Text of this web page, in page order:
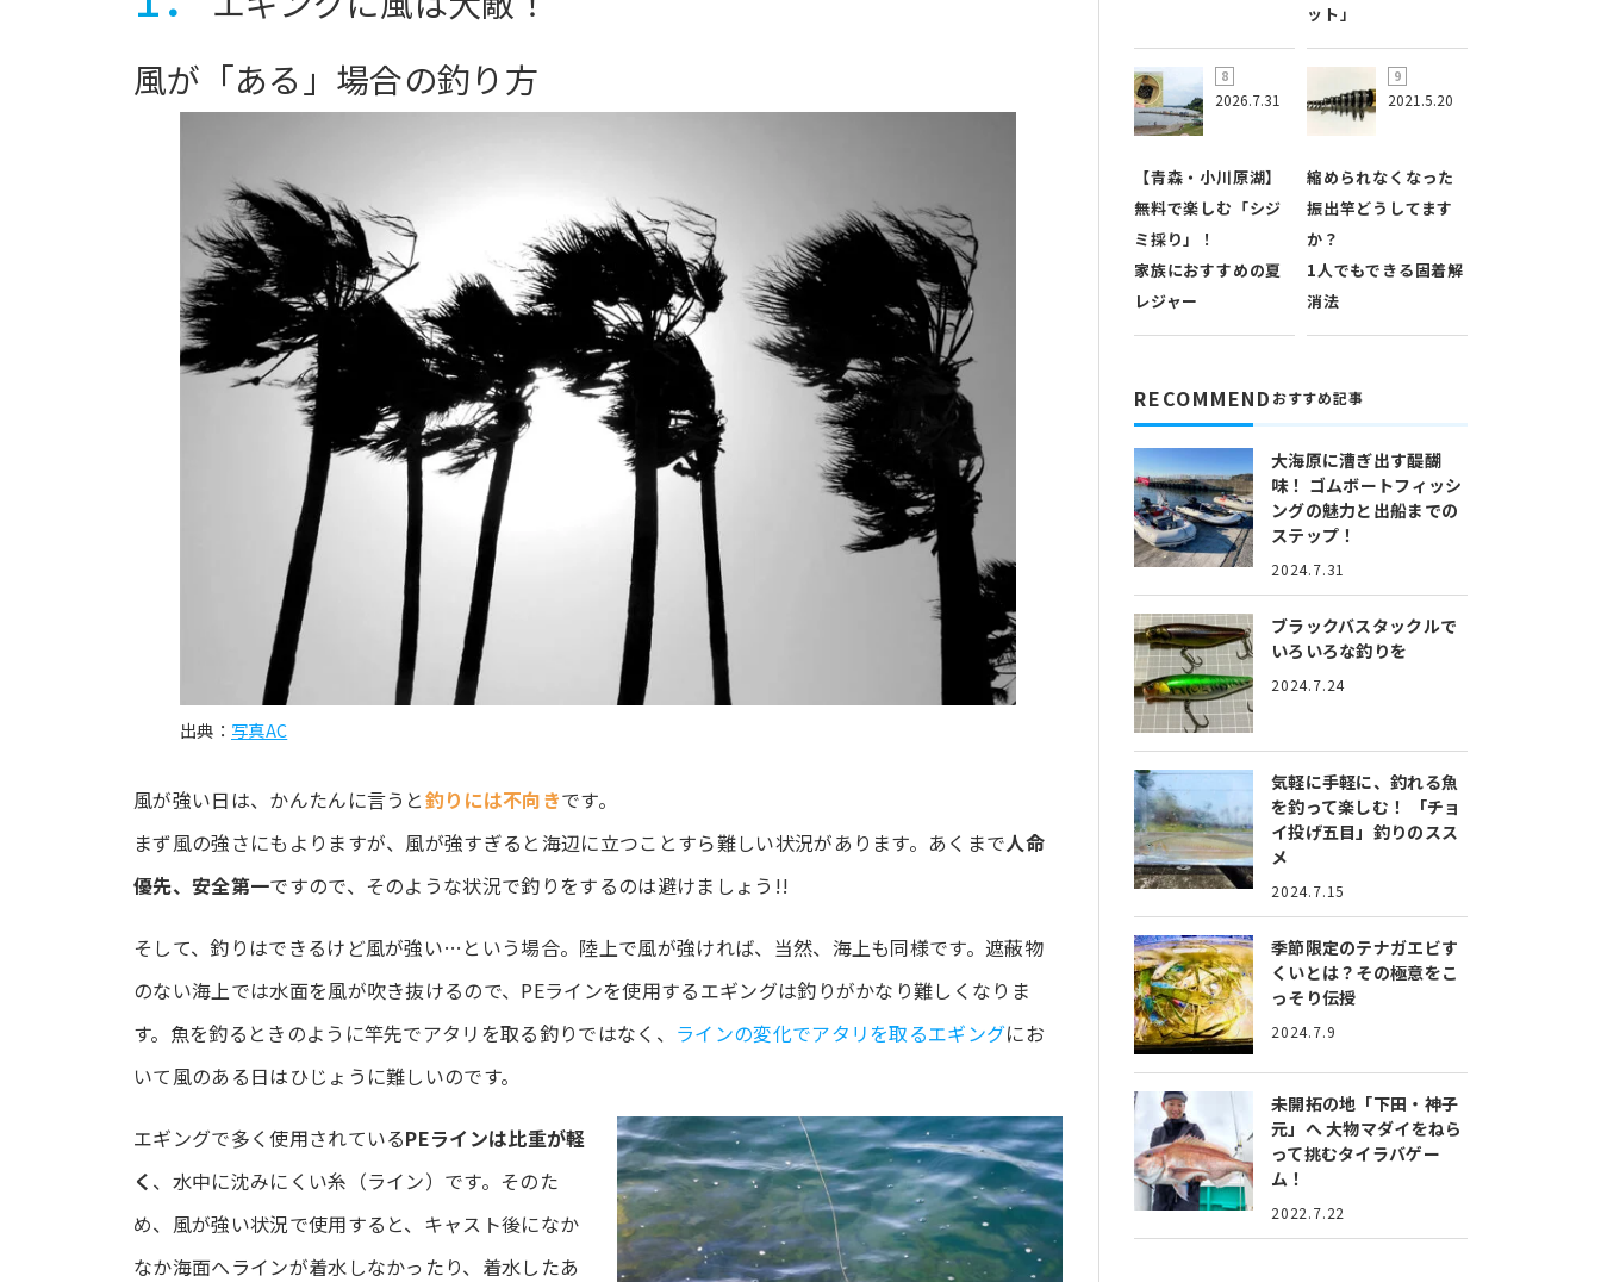
風が「ある」場合の釣り方
出典： 写真AC
風が強い日は、かんたんに言うと釣りには不向きです。
まず風の強さにもよりますが、風が強すぎると海辺に立つことすら難しい状況があります。あくまで人命
優先、安全第一ですので、そのような状況で釣りをするのは避けましょう!!
そして、釣りはできるけど風が強い…という場合。陸上で風が強ければ、当然、海上も同様です。遮蔽物
のない海上では水面を風が吹き抜けるので、PEラインを使用するエギングは釣りがかなり難しくなりま
す。魚を釣るときのように竿先でアタリを取る釣りではなく、 ラインの変化でアタリを取るエギングにお
いて風のある日はひじょうに難しいのです。
エギングで多く使用されているPEラインは比重が軽
く 、水中に沈みにくい糸（ライン）です。そのた
め、風が強い状況で使用すると、キャスト後になか
なか海面へラインが着水しなかったり、着水したあ
ット」
2026.7.31
【青森・小川原湖】
無料で楽しむ「シジ
ミ採り」！
家族におすすめの夏
レジャー
2021.5.20
縮められなくなった
振出竿どうしてます
か？
1人でもできる固着解
消法
RECOMMEND おすすめ記事
大海原に漕ぎ出す醍醐
味！ ゴムボートフィッシ
ングの魅力と出船までの
ステップ！
2024.7.31
ブラックバスタックルで
いろいろな釣りを
2024.7.24
気軽に手軽に、釣れる魚
を釣って楽しむ！
「チョ
イ投げ五目」釣りのスス
メ
2024.7.15
季節限定のテナガエビす
くいとは？ その極意をこ
っそり伝授
2024.7.9
未開拓の地「下田・神子
元」へ大物マダイをねら
って挑むタイラバゲー
ム！
2022.7.22